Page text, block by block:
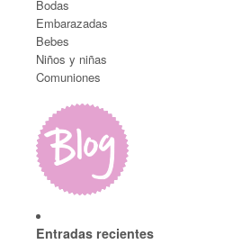
Bodas
Embarazadas
Bebes
Niños y niñas
Comuniones
Entradas recientes